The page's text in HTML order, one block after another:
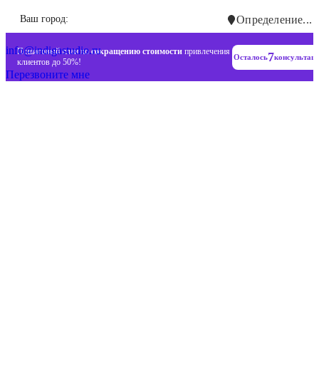
Ваш город: Определение...
Пошаговый план посокращению стоимости привлечения
клиентов до 50%!
Осталось7
+7 (993) 477-18-57
info@indigastudio.ru
Перезвоните мне